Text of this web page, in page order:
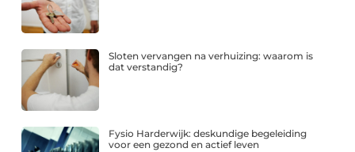
Sloten vervangen na verhuizing: waarom is
dat verstandig?
Fysio Harderwijk: deskundige begeleiding
voor een gezond en actief leven